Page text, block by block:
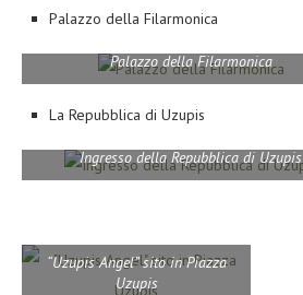
Palazzo della Filarmonica
Palazzo della Filarmonica
La Repubblica di Uzupis
Ingresso della Repubblica di Uzupis
“Uzupis Angel” sito in Piazza
Uzupis